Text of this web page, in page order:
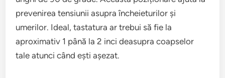
prevenirea tensiunii asupra încheieturilor și
umerilor. Ideal, tastatura ar trebui să fie la
aproximativ 1 până la 2 inci deasupra coapselor
tale atunci când ești așezat.